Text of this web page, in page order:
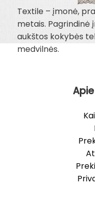
Textile – įmonė,
metais. Pagrindinė
aukštos kokybės
medvilnės.